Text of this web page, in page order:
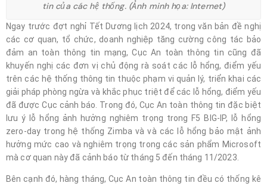
tin của các hệ thống. (Ảnh minh họa: Internet)
Ngay trước đợt nghỉ Tết Dương lịch 2024, trong văn bản đề nghị
các cơ quan, tổ chức, doanh nghiệp tăng cường công tác bảo
đảm an toàn thông tin mạng, Cục An toàn thông tin cũng đã
khuyến nghị các đơn vị chủ động rà soát các lỗ hổng, điểm yếu
trên các hệ thống thông tin thuộc phạm vi quản lý, triển khai các
giải pháp phòng ngừa và khắc phục triệt để các lỗ hổng, điểm yếu
đã được Cục cảnh báo. Trong đó, Cục An toàn thông tin đặc biệt
lưu ý lỗ hổng ảnh hưởng nghiêm trọng trong F5 BIG-IP, lỗ hổng
zero-day trong hệ thống Zimba và và các lỗ hổng bảo mật ảnh
hưởng mức cao và nghiêm trọng trong các sản phẩm Microsoft
mà cơ quan này đã cảnh báo từ tháng 5 đến tháng 11/2023.
Bên cạnh đó, hàng tháng, Cục An toàn thông tin đều có thống kê